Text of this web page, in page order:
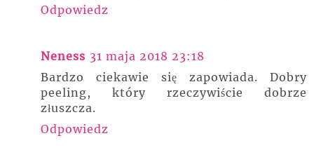
Odpowiedz
Neness 31 maja 2018 23:18
Bardzo ciekawie się zapowiada. Dobry
peeling, który rzeczywiście dobrze
złuszcza.
Odpowiedz